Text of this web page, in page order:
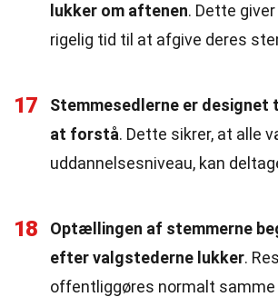
lukker om aftenen. Dette
rigelig tid til at afgive deres
17
Stemmesedlerne er
at forstå. Dette sikrer, at alle
uddannelsesniveau, kan
18
Optællingen af stemmerne
efter valgstederne lukker.
offentliggøres normalt